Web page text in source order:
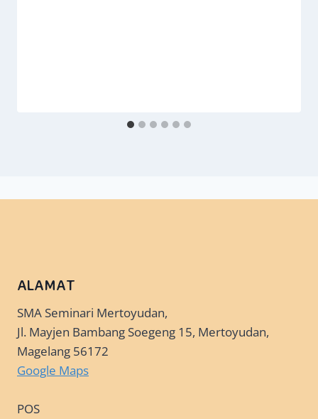
ALAMAT
SMA Seminari Mertoyudan,
Jl. Mayjen Bambang Soegeng 15, Mertoyudan,
Magelang 56172
Google Maps
POS